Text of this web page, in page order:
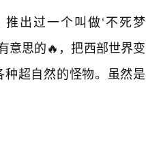
出过一个叫做‘不死梦
意思的🔥，把西部世界变
超自然的怪物。虽然是